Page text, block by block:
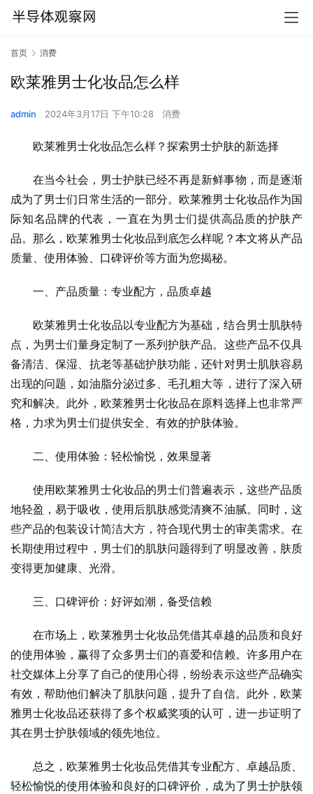
首页 消费
欧莱雅男士化妆品怎么样
admin 2024年3月17日 下午10:28 消费
欧莱雅男士化妆品怎么样？探索男士护肤的新选择
在当今社会，男士护肤已经不再是新鲜事物，而是逐渐
成为了男士们日常生活的一部分。欧莱雅男士化妆品作为国
际知名品牌的代表，一直在为男士们提供高品质的护肤产
品。那么，欧莱雅男士化妆品到底怎么样呢？本文将从产品
质量、使用体验、口碑评价等方面为您揭秘。
一、产品质量：专业配方，品质卓越
欧莱雅男士化妆品以专业配方为基础，结合男士肌肤特
点，为男士们量身定制了一系列护肤产品。这些产品不仅具
备清洁、保湿、抗老等基础护肤功能，还针对男士肌肤容易
出现的问题，如油脂分泌过多、毛孔粗大等，进行了深入研
究和解决。此外，欧莱雅男士化妆品在原料选择上也非常严
格，力求为男士们提供安全、有效的护肤体验。
二、使用体验：轻松愉悦，效果显著
使用欧莱雅男士化妆品的男士们普遍表示，这些产品质
地轻盈，易于吸收，使用后肌肤感觉清爽不油腻。同时，这
些产品的包装设计简洁大方，符合现代男士的审美需求。在
长期使用过程中，男士们的肌肤问题得到了明显改善，肤质
变得更加健康、光滑。
三、口碑评价：好评如潮，备受信赖
在市场上，欧莱雅男士化妆品凭借其卓越的品质和良好
的使用体验，赢得了众多男士们的喜爱和信赖。许多用户在
社交媒体上分享了自己的使用心得，纷纷表示这些产品确实
有效，帮助他们解决了肌肤问题，提升了自信。此外，欧莱
雅男士化妆品还获得了多个权威奖项的认可，进一步证明了
其在男士护肤领域的领先地位。
总之，欧莱雅男士化妆品凭借其专业配方、卓越品质、
轻松愉悦的使用体验和良好的口碑评价，成为了男士护肤领